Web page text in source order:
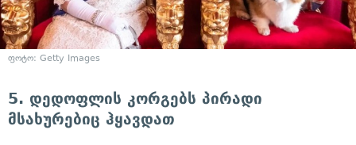
ფოტო: Getty Images
5. დედოფლის კორგებს პირადი
მსახურებიც ჰყავდათ